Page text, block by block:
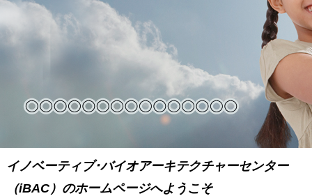
イノベーティブ･バイオアーキテクチャーセンター
（iBAC）のホームページへようこそ